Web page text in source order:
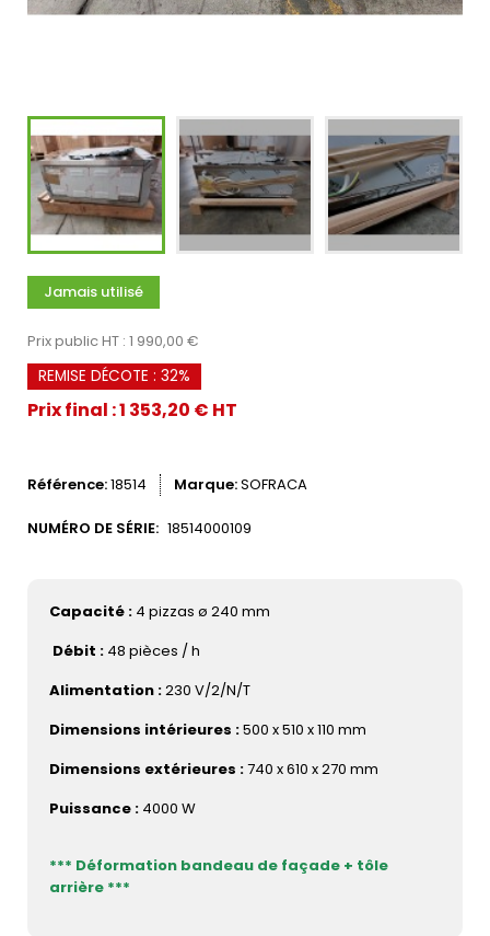
Jamais utilisé
Prix public HT : 1 990,00 €
REMISE DÉCOTE : 32%
Prix final : 1 353,20 € HT
Référence 18514 Marque SOFRACA
NUMÉRO DE SÉRIE: 18514000109
Capacité : 4 pizzas ø 240 mm
Débit : 48 pièces / h
Alimentation :230 V/2/N/T
Dimensions intérieures :500 x 510 x 110 mm
Dimensions extérieures :740 x 610 x 270 mm
Puissance : 4000 W
*** Déformation bandeau de façade + tôle
arrière ***